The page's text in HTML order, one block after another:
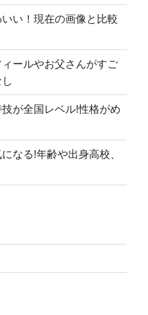
い！現在の画像と比較
ールやお父さんがすご
が全国レベル!性格がめ
なる!年齢や出身高校、